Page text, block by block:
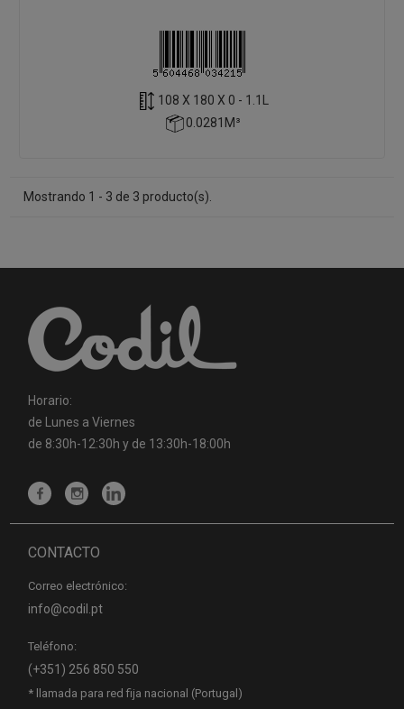
108 X 180 X 0 - 1.1L
0.0281M³
Mostrando 1 - 3 de 3 producto(s).
Horario:
de Lunes a Viernes
de 8:30h-12:30h y de 13:30h-18:00h
CONTACTO
Correo electrónico:
info@codil.pt
Teléfono:
(+351) 256 850 550
* llamada para red fija nacional (Portugal)